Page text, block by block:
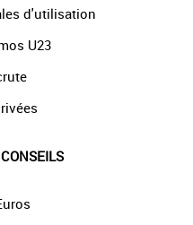
d'utilisation
U23